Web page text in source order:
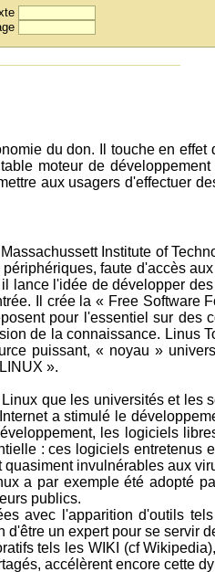
du don. Il touche en effet
moteur de développement
aux usagers d'effectuer
Institute of
faute d'accès
lance l'idée de développer
Il crée la « Free Software
pour l'essentiel sur des
de la connaissance. Linus
puissant, « noyau »
».
que les universités et les
a stimulé le
les logiciels
: ces logiciels entretenus
invulnérables aux
a par exemple été adopté
publics.
avec l'apparition d'outils
un expert pour se servir
tels les WIKI (cf
accélèrent encore cette